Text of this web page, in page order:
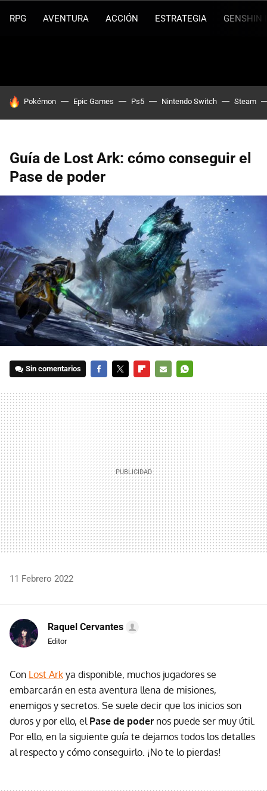
RPG AVENTURA ACCIÓN ESTRATEGIA GENSHIN
HOY SE HABLA DE
Pokémon Epic Games Ps5 Nintendo Switch Steam
Guía de Lost Ark: cómo conseguir el
Pase de poder
Sin comentarios
MAIL
11 Febrero 2022
Raquel Cervantes
Editor
Con Lost Ark ya disponible, muchos jugadores se
embarcarán en esta aventura llena de misiones,
enemigos y secretos. Se suele decir que los inicios son
duros y por ello, el Pase de poder nos puede ser muy útil.
Por ello, en la siguiente guía te dejamos todos los detalles
al respecto y cómo conseguirlo. ¡No te lo pierdas!